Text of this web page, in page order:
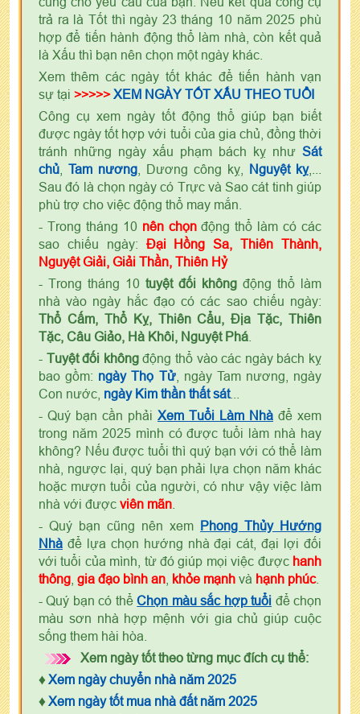
trả ra là Tốt thì ngày 23 tháng 10 năm 2025 phù
hợp để tiến hành động thổ làm nhà, còn kết quả
là Xấu thì bạn nên chọn một ngày khác.
Xem thêm các ngày tốt khác để tiến hành vạn
sự tại >>>>> XEM NGÀY TỐT XẤU THEO TUỔI
Công cụ xem ngày tốt động thổ giúp bạn biết
được ngày tốt hợp với tuổi của gia chủ, đồng thời
tránh những ngày xấu phạm bách kỵ như Sát
chủ
Tam nương , Dương công kỵ, Nguyệt kỵ,...
Sau đó là chọn ngày có Trực và Sao cát tinh giúp
phù trợ cho việc động thổ may mắn.
- Trong tháng 10 nên chọnđộng thổ làm có các
sao chiếu ngày: Đại Hồng Sa, Thiên Thành,
Nguyệt Giải, Giải Thần, Thiên Hỷ
- Trong tháng 10 tuyệt đối không động thổ làm
nhà vào ngày hắc đạo có các sao chiếu ngày:
Thổ Cấm, Thổ Kỵ, Thiên Cẩu, Địa Tặc, Thiên
Tặc, Câu Giảo, Hà Khôi, Nguyệt Phá
- Tuyệt đối khôngđộng thổ vào các ngày bách kỵ
bao gồm: ngày Thọ Tử, ngày Tam nương, ngày
Con nước, ngày Kim thần thất sát...
- Quý bạn cần phải Xem Tuổi Làm Nhà để xem
trong năm 2025 mình có được tuổi làm nhà hay
không? Nếu được tuổi thì quý bạn với có thể làm
nhà, ngược lại, quý bạn phải lựa chọn năm khác
hoặc mượn tuổi của người, có như vậy việc làm
nhà với được viên mãn
- Quý bạn cũng nên xem Phong Thủy Hướng
Nhà để lựa chọn hướng nhà đại cát, đại lợi đối
với tuổi của mình, từ đó giúp mọi việc được hanh
thông gia đạo bình an khỏe mạnh và hạnh phúc.
- Quý bạn có thểChọn màu sắc hợp tuổi để chọn
màu sơn nhà hợp mệnh với gia chủ giúp cuộc
sống them hài hòa.
Xem ngày tốt theo từng mục đích cụ thể:
♦ Xem ngày chuyển nhà năm 2025
♦ Xem ngày tốt mua nhà đất năm 2025